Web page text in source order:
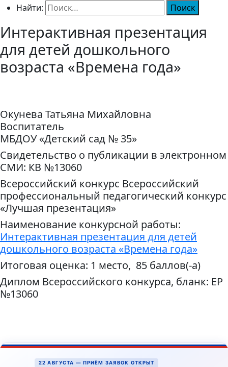
Найти:
Интерактивная презентация
для детей дошкольного
возраста «Времена года»
Окунева Татьяна Михайловна
Воспитатель
МБДОУ «Детский сад № 35»
Свидетельство о публикации в электронном
СМИ: КВ №13060
Всероссийский конкурс Всероссийский
профессиональный педагогический конкурс
«Лучшая презентация»
Наименование конкурсной работы:
Интерактивная презентация для детей
дошкольного возраста «Времена года»
Итоговая оценка: 1 место, 85 баллов(-а)
Диплом Всероссийского конкурса, бланк: ЕР
№13060
22 АВГУСТА — ПРИЁМ ЗАЯВОК ОТКРЫТ